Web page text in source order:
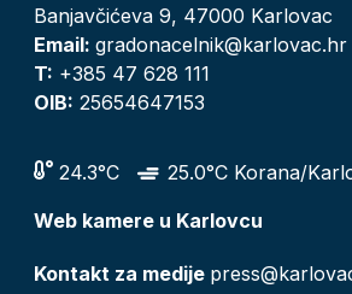
Banjavčićeva 9, 47000 Karlovac
Email: gradonacelnik@karlovac.hr
T: +385 47 628 111
OIB: 25654647153
24.3°C
25.0°C Korana/
Web kamere u Karlovcu
Kontakt za medije